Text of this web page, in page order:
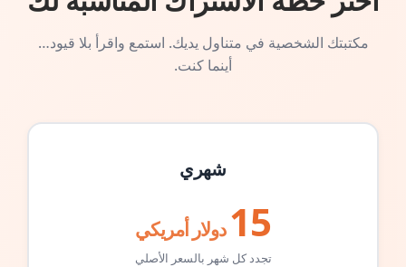
مكتبتك الشخصية في متناول يديك. استمع واقرأ بلا قيود…
أينما كنت.
شهري
15 دولار أمريكي
تجدد كل شهر بالسعر الأصلي